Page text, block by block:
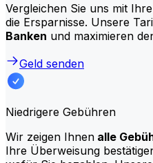
Vergleichen Sie uns mit
die Ersparnisse. Unsere
Banken und maximieren
Geld senden
Niedrigere Gebühren
Wir zeigen Ihnen alle
Ihre Überweisung